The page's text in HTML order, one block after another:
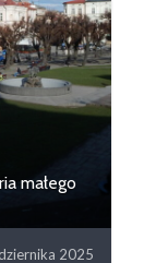
małego
2025